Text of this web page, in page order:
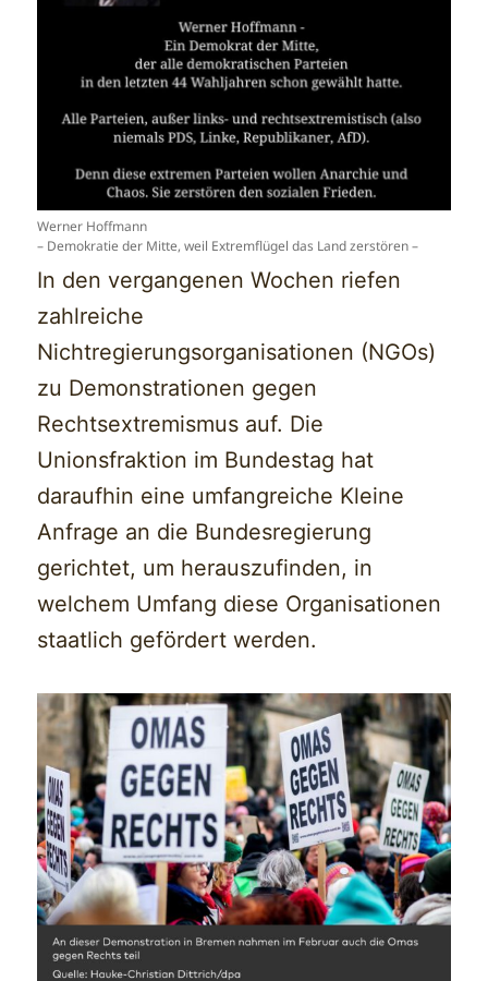
Werner Hoffmann
– Demokratie der Mitte, weil Extremflügel das Land zerstören –
In den vergangenen Wochen riefen
zahlreiche
Nichtregierungsorganisationen (NGOs)
zu Demonstrationen gegen
Rechtsextremismus auf. Die
Unionsfraktion im Bundestag hat
daraufhin eine umfangreiche Kleine
Anfrage an die Bundesregierung
gerichtet, um herauszufinden, in
welchem Umfang diese Organisationen
staatlich gefördert werden.